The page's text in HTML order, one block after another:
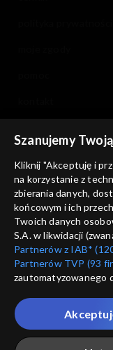
informacje o
Szanujemy
Kliknij "Akceptuję i
na korzystanie z
zbierania danych,
końcowym i ich
Twoich danych
S.A. w likwidacji
Partnerów z IAB*
Partnerów TVP (93
zautomatyzowanego
które wskazujemy
przez nas
Twoje dane